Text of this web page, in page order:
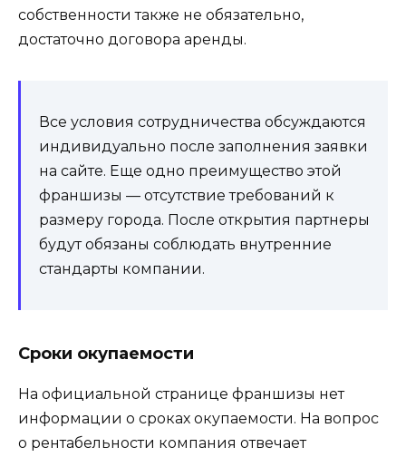
собственности также не обязательно,
достаточно договора аренды.
Все условия сотрудничества обсуждаются
индивидуально после заполнения заявки
на сайте. Еще одно преимущество этой
франшизы — отсутствие требований к
размеру города. После открытия партнеры
будут обязаны соблюдать внутренние
стандарты компании.
Сроки окупаемости
На официальной странице франшизы нет
информации о сроках окупаемости. На вопрос
о рентабельности компания отвечает